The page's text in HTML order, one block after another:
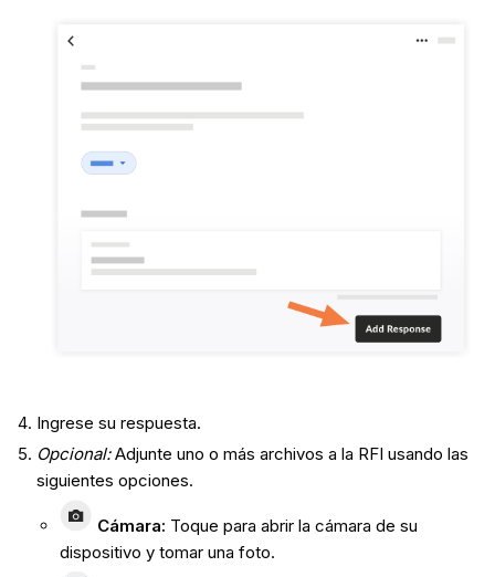
Ingrese su respuesta.
Opcional:Adjunte uno o más archivos a la RFI usando las
siguientes opciones.
Cámara: Toque para abrir la cámara de su
dispositivo y tomar una foto.